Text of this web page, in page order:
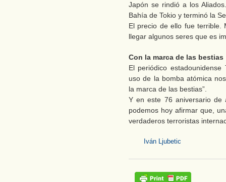
Japón se rindió a los
Bahía de Tokio y terminó la
El precio de ello fue terrible.
llegar algunos seres que es
Con la marca de las bestias
El periódico estadounidense
uso de la bomba atómica
la marca de las bestias”.
Y en este 76 aniversario de
podemos hoy afirmar que,
verdaderos terroristas
Iván Ljubetic